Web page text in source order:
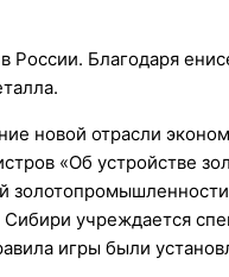
Благодаря
новой отрасли
«Об устройстве
учреждается
игры были